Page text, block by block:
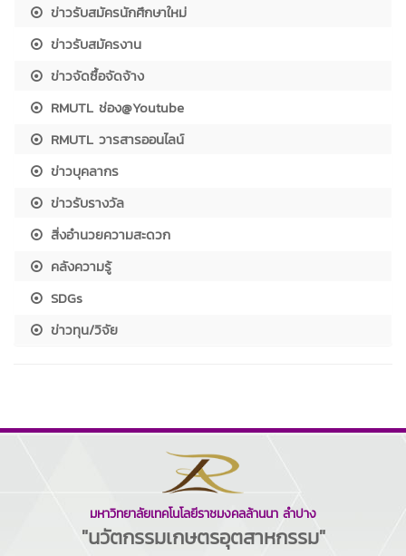
ข่าวรับสมัครนักศึกษาใหม่
ข่าวรับสมัครงาน
ข่าวจัดซื้อจัดจ้าง
RMUTL ช่อง@Youtube
RMUTL วารสารออนไลน์
ข่าวบุคลากร
ข่าวรับรางวัล
สิ่งอำนวยความสะดวก
คลังความรู้
SDGs
ข่าวทุน/วิจัย
มหาวิทยาลัยเทคโนโลยีราชมงคลล้านนา ลำปาง
"นวัตกรรมเกษตรอุตสาหกรรม"